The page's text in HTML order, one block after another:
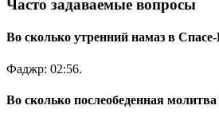
Часто задаваемые вопросы
Во сколько утренний намаз в
Фаджр: 02:56.
Во сколько послеобеденная молитва